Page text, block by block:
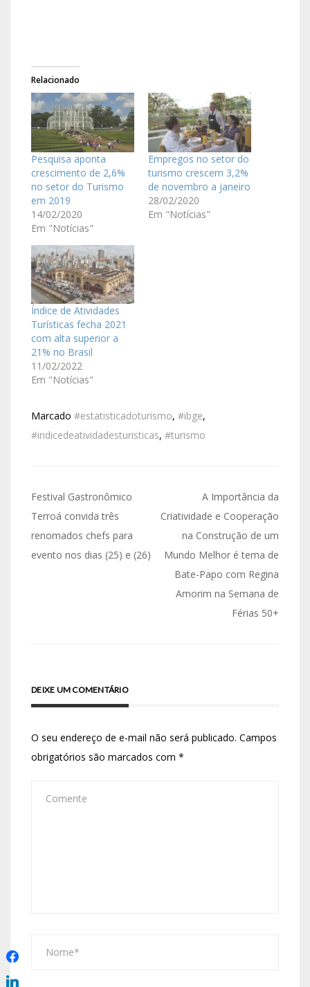
Relacionado
Pesquisa aponta
crescimento de 2,6%
no setor do Turismo
em 2019
14/02/2020
Em "Notícias"
Empregos no setor do
turismo crescem 3,2%
de novembro a janeiro
28/02/2020
Em "Notícias"
Índice de Atividades
Turísticas fecha 2021
com alta superior a
21% no Brasil
11/02/2022
Em "Notícias"
Marcado #estatisticadoturismo, #ibge,
#indicedeatividadesturisticas, #turismo
Festival Gastronômico
Terroá convida três
renomados chefs para
evento nos dias (25) e (26)
A Importância da
Criatividade e Cooperação
na Construção de um
Mundo Melhor é tema de
Bate-Papo com Regina
Amorim na Semana de
Férias 50+
DEIXE UM COMENTÁRIO
O seu endereço de e-mail não será publicado. Campos
obrigatórios são marcados com *